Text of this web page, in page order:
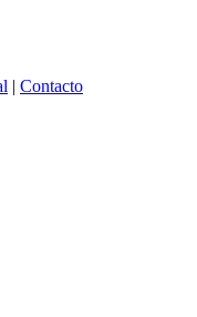
| Contacto